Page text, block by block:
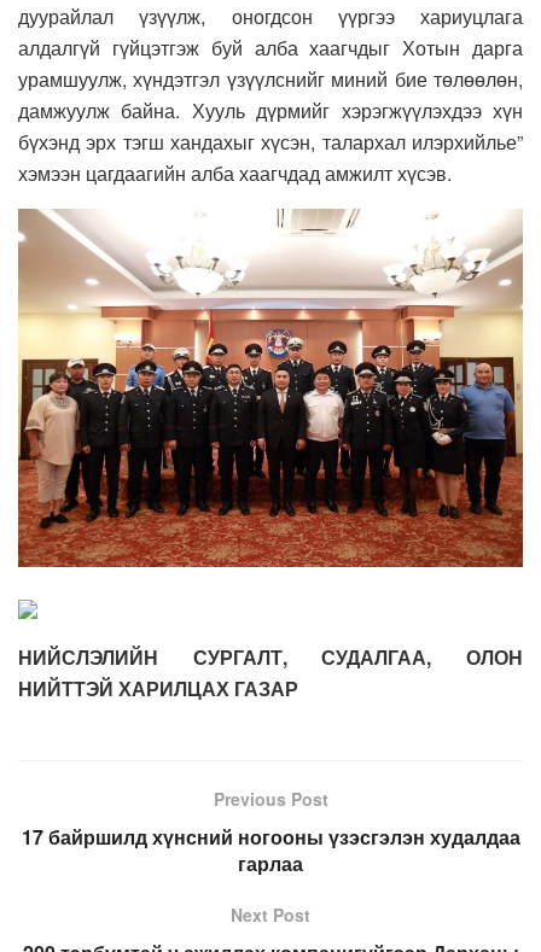
дуурайлал үзүүлж, оногдсон үүргээ хариуцлага
алдалгүй гүйцэтгэж буй алба хаагчдыг Хотын дарга
урамшуулж, хүндэтгэл үзүүлснийг миний бие төлөөлөн,
дамжуулж байна. Хууль дүрмийг хэрэгжүүлэхдээ хүн
бүхэнд эрх тэгш хандахыг хүсэн, талархал илэрхийлье”
хэмээн цагдаагийн алба хаагчдад амжилт хүсэв.
НИЙСЛЭЛИЙН СУРГАЛТ, СУДАЛГАА, ОЛОН
НИЙТТЭЙ ХАРИЛЦАХ ГАЗАР
Previous Post
17 байршилд хүнсний ногооны үзэсгэлэн худалдаа
гарлаа
Next Post